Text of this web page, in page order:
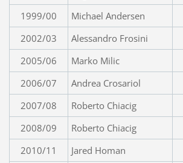
1999/00
Michael Andersen
2002/03
Alessandro Frosini
2005/06
Marko Milic
2006/07
Andrea Crosariol
2007/08
Roberto Chiacig
2008/09
Roberto Chiacig
2010/11
Jared Homan